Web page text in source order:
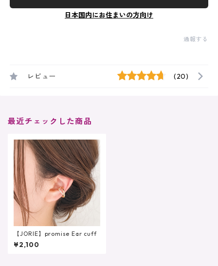
日本国内にお住まいの方向け
通報する
レビュー (20)
最近チェックした商品
【JORIE】promise Ear cuff
¥2,100